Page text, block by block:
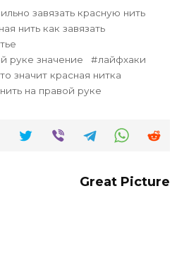
завязать красную нить
нить как завязать
руке значение
лайфхаки
значит красная нитка
на правой руке
Great Picture